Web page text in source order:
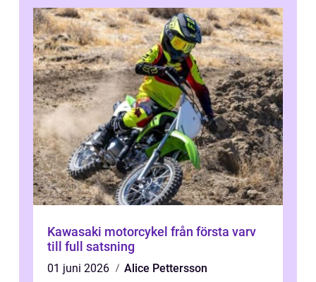
Kawasaki motorcykel från första varv
till full satsning
01 juni 2026
Alice Pettersson